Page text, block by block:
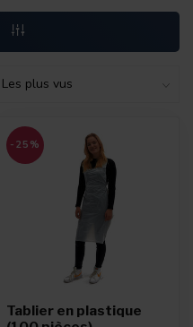
-25%
Tablier en plastique